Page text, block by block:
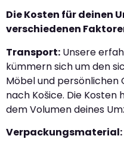
Die Kosten für deinen
verschiedenen
Transport: Unsere
kümmern sich um den
Möbel und persönlichen
nach Košice. Die Kosten
dem Volumen deines
Verpackungsmaterial: